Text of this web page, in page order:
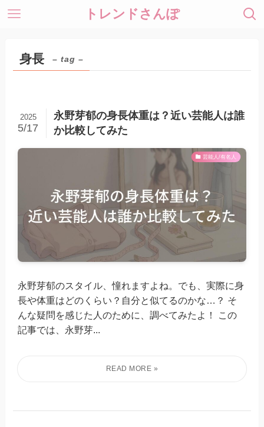
トレンドさんぽ
身長 – tag –
永野芽郁の身長体重は？近い芸能人は誰
か比較してみた
2025
5/17
芸能人/有名人
永野芽郁のスタイル、憧れますよね。でも、実際に身
長や体重はどのくらい？自分と似てるのかな…？ そ
んな疑問を感じた人のために、調べてみたよ！ この
記事では、永野芽...